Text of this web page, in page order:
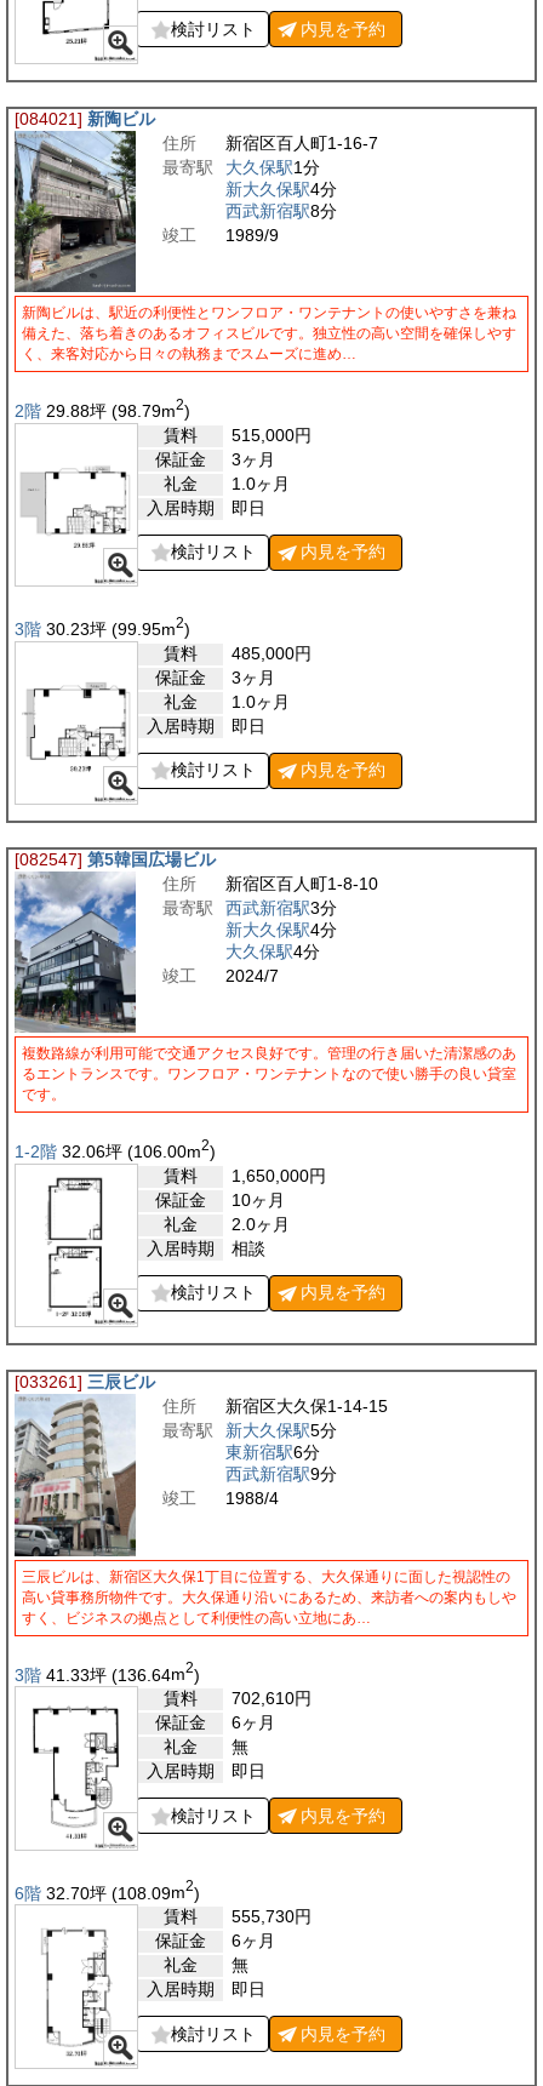
検討リスト 内見を予約
[084021] 新陶ビル
住所
新宿区百人町1-16-7
最寄駅
大久保駅1分
新大久保駅4分
西武新宿駅8分
竣工
1989/9
新陶ビルは、駅近の利便性とワンフロア・ワンテナントの使いやすさを兼ね
備えた、落ち着きのあるオフィスビルです。独立性の高い空間を確保しやす
く、来客対応から日々の執務までスムーズに進め…
2階 29.88坪 (98.79m2)
賃料
515,000円
保証金
3ヶ月
礼金
1.0ヶ月
入居時期
即日
検討リスト 内見を予約
3階 30.23坪 (99.95m2)
賃料
485,000円
保証金
3ヶ月
礼金
1.0ヶ月
入居時期
即日
検討リスト 内見を予約
[082547] 第5韓国広場ビル
住所
新宿区百人町1-8-10
最寄駅
西武新宿駅3分
新大久保駅4分
大久保駅4分
竣工
2024/7
複数路線が利用可能で交通アクセス良好です。管理の行き届いた清潔感のあ
るエントランスです。ワンフロア・ワンテナントなので使い勝手の良い貸室
です。
1-2階 32.06坪 (106.00m2)
賃料
1,650,000円
保証金
10ヶ月
礼金
2.0ヶ月
入居時期
相談
検討リスト 内見を予約
[033261] 三辰ビル
住所
新宿区大久保1-14-15
最寄駅
新大久保駅5分
東新宿駅6分
西武新宿駅9分
竣工
1988/4
三辰ビルは、新宿区大久保1丁目に位置する、大久保通りに面した視認性の
高い貸事務所物件です。大久保通り沿いにあるため、来訪者への案内もしや
すく、ビジネスの拠点として利便性の高い立地にあ…
3階 41.33坪 (136.64m2)
賃料
702,610円
保証金
6ヶ月
礼金
無
入居時期
即日
検討リスト 内見を予約
6階 32.70坪 (108.09m2)
賃料
555,730円
保証金
6ヶ月
礼金
無
入居時期
即日
検討リスト 内見を予約